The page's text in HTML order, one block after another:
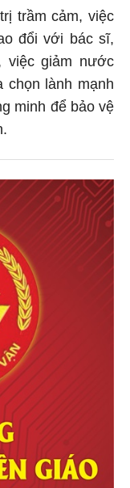
trầm cảm, việc
đổi với bác sĩ,
việc giảm nước
chọn lành mạnh
minh để bảo vệ